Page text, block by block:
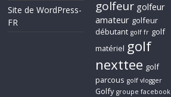
Site de WordPress-
FR
golfeur golfeur
amateur golfeur
débutant golf fr golf
matériel golf
nexttee golf
parcous golf vlogger
Golfy groupe facebook